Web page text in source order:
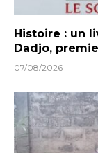
Histoire : un
Dadjo,
07/08/2026